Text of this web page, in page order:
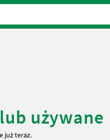
używane
już teraz.